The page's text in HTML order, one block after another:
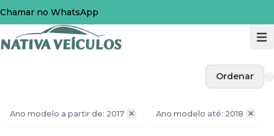
Chamar no WhatsApp
Ordenar
Ano modelo a partir de: 2017 Ano modelo até: 2018